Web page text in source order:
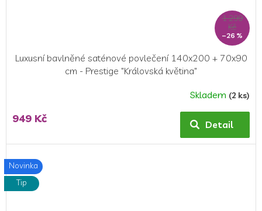
1 299
Kč
–26 %
Luxusní bavlněné saténové povlečení 140x200 + 70x90
cm - Prestige "Královská květina"
Skladem (2 ks)
949 Kč Detail
Novinka
Tip